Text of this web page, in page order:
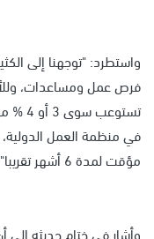
واستطرد: "توجهنا إلى
فرص عمل ومساعدات،
في منظمة العمل
مؤقت لمدة 6 أشهر تقريبا".
وأشار في ختام حديثه